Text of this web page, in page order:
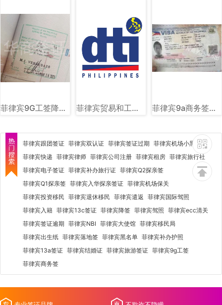
菲律宾9G工签降签章样式图片讲解 菲律宾贸易和工业部（DTI）图文讲解 菲律宾9a商务签样式图片
菲律宾跟团签证 菲律宾双认证 菲律宾签证过期 菲律宾机场小黑屋
菲律宾快递 菲律宾律师 菲律宾公司注册 菲律宾租房 菲律宾旅行社
菲律宾电子签证 菲律宾补办旅行证 菲律宾Q2探亲签
菲律宾Q1探亲签 菲律宾入华探亲签证 菲律宾机场保关
菲律宾投资移民 菲律宾退休移民 菲律宾遣返 菲律宾国际驾照
菲律宾入籍 菲律宾13c签证 菲律宾降签 菲律宾驾照 菲律宾ecc清关
菲律宾签证逾期 菲律宾NBI 菲律宾大使馆 菲律宾移民局
菲律宾出生纸 菲律宾落地签 菲律宾黑名单 菲律宾补办护照
菲律宾13a签证 菲律宾结婚证 菲律宾旅游签证 菲律宾9g工签
菲律宾商务签